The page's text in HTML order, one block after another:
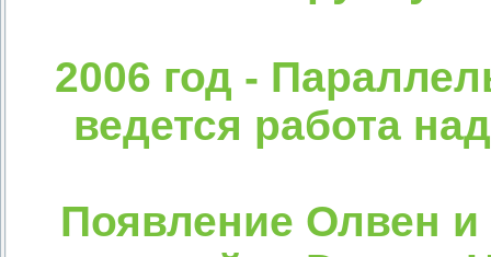
2006 год -
ведется работа
Появление Олвен